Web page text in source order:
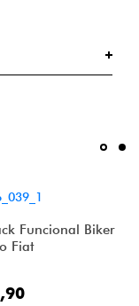
Funcional Biker
Fiat